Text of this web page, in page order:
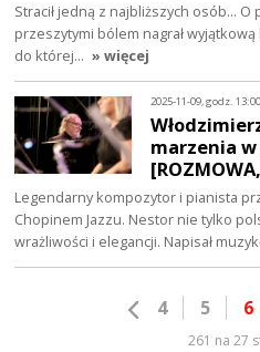
Stracił jedną z najbliższych osób...
przeszytymi bólem nagrał
do której… » więcej
2025-11-09, godz. 13:00
marzenia w
Legendarny kompozytor i pianista
Chopinem Jazzu. Nestor nie tylko
wrażliwości i elegancji. Napisał
4 5 6
261 na 27